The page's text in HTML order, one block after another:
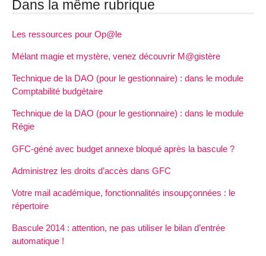
Dans la même rubrique
Les ressources pour Op@le
Mélant magie et mystère, venez découvrir M@gistère
Technique de la DAO (pour le gestionnaire) : dans le module
Comptabilité budgétaire
Technique de la DAO (pour le gestionnaire) : dans le module
Régie
GFC-géné avec budget annexe bloqué après la bascule ?
Administrez les droits d’accès dans GFC
Votre mail académique, fonctionnalités insoupçonnées : le
répertoire
Bascule 2014 : attention, ne pas utiliser le bilan d’entrée
automatique !